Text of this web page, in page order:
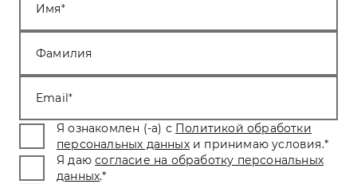
Имя
Фамилия
Email
Я ознакомлен (-а) с Политикой обработки
персональных данных и принимаю условия.*
Я даю согласие на обработку персональных
данных.*